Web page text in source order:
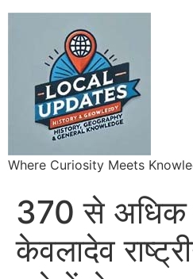
Where Curiosity Meets
370 से अधिक
केवलादेव